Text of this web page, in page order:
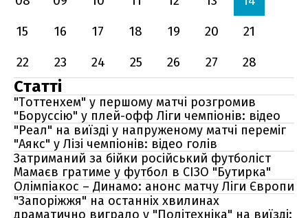
15
16 17 18 19 20
21
22
23 24 25 26 27 28
Статті
"Тоттенхем" у першому матчі розгромив
"Боруссію" у плей-офф Ліги чемпіонів: відео
"Реал" на виїзді у напруженому матчі переміг
"Аякс" у Лізі чемпіонів: відео голів
Затриманий за бійки російський футболіст
Мамаєв гратиме у футбол в СІЗО "Бутирка"
Олімпіакос – Динамо: анонс матчу Ліги Європи
"Запоріжжя" на останніх хвилинах
драматично виграло у "Політехніка" на виїзді: